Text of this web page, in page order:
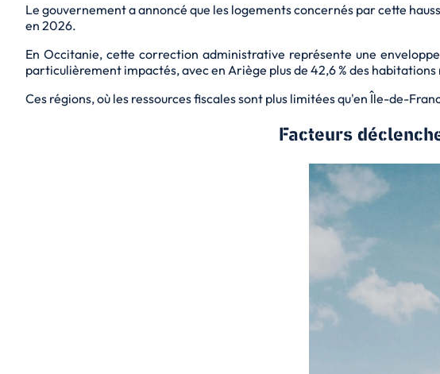
Le gouvernement a annoncé que les logements concernés par cette
en 2026.
En Occitanie, cette correction administrative représente une
particulièrement impactés, avec en Ariège plus de 42,6 % des habitations
Ces régions, où les ressources fiscales sont plus limitées qu'en Île-de-
Facteurs